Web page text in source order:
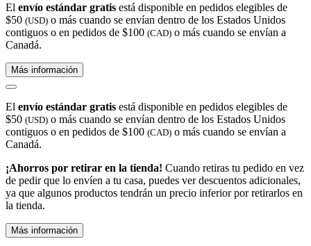
El envío estándar gratis está disponible en pedidos elegibles de
$50 (USD) o más cuando se envían dentro de los Estados Unidos
contiguos o en pedidos de $100 (CAD) o más cuando se envían a
Canadá.
Más información
El envío estándar gratis está disponible en pedidos elegibles de
$50 (USD) o más cuando se envían dentro de los Estados Unidos
contiguos o en pedidos de $100 (CAD) o más cuando se envían a
Canadá.
¡Ahorros por retirar en la tienda! Cuando retiras tu pedido en vez
de pedir que lo envíen a tu casa, puedes ver descuentos adicionales,
ya que algunos productos tendrán un precio inferior por retirarlos en
la tienda.
Más información